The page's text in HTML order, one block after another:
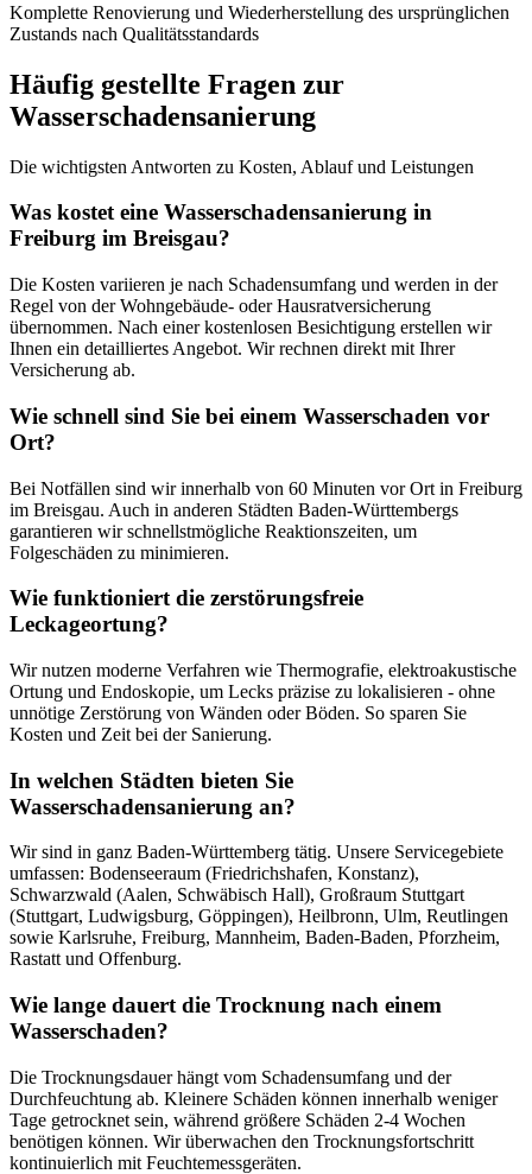
Komplette Renovierung und Wiederherstellung des ursprünglichen
Zustands nach Qualitätsstandards
Häufig gestellte Fragen zur
Wasserschadensanierung
Die wichtigsten Antworten zu Kosten, Ablauf und Leistungen
Was kostet eine Wasserschadensanierung in
Freiburg im Breisgau?
Die Kosten variieren je nach Schadensumfang und werden in der
Regel von der Wohngebäude- oder Hausratversicherung
übernommen. Nach einer kostenlosen Besichtigung erstellen wir
Ihnen ein detailliertes Angebot. Wir rechnen direkt mit Ihrer
Versicherung ab.
Wie schnell sind Sie bei einem Wasserschaden vor
Ort?
Bei Notfällen sind wir innerhalb von 60 Minuten vor Ort in Freiburg
im Breisgau. Auch in anderen Städten Baden-Württembergs
garantieren wir schnellstmögliche Reaktionszeiten, um
Folgeschäden zu minimieren.
Wie funktioniert die zerstörungsfreie
Leckageortung?
Wir nutzen moderne Verfahren wie Thermografie, elektroakustische
Ortung und Endoskopie, um Lecks präzise zu lokalisieren - ohne
unnötige Zerstörung von Wänden oder Böden. So sparen Sie
Kosten und Zeit bei der Sanierung.
In welchen Städten bieten Sie
Wasserschadensanierung an?
Wir sind in ganz Baden-Württemberg tätig. Unsere Servicegebiete
umfassen: Bodenseeraum (Friedrichshafen, Konstanz),
Schwarzwald (Aalen, Schwäbisch Hall), Großraum Stuttgart
(Stuttgart, Ludwigsburg, Göppingen), Heilbronn, Ulm, Reutlingen
sowie Karlsruhe, Freiburg, Mannheim, Baden-Baden, Pforzheim,
Rastatt und Offenburg.
Wie lange dauert die Trocknung nach einem
Wasserschaden?
Die Trocknungsdauer hängt vom Schadensumfang und der
Durchfeuchtung ab. Kleinere Schäden können innerhalb weniger
Tage getrocknet sein, während größere Schäden 2-4 Wochen
benötigen können. Wir überwachen den Trocknungsfortschritt
kontinuierlich mit Feuchtemessgeräten.